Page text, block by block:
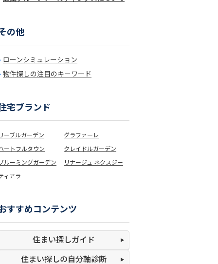
の他
ローンシミュレーション
物件探しの注目のキーワード
宅ブランド
ーブルガーデン
グラファーレ
ートフルタウン
クレイドルガーデン
ルーミングガーデン
リナージュ ネクスジー
ィアラ
すすめコンテンツ
住まい探しガイド
住まい探しの自分軸診断